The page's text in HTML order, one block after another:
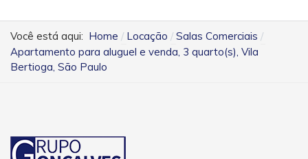
Você está aqui: Home Locação
Salas Comerciais
Apartamento para aluguel e venda, 3 quarto(s), Vila
Bertioga, São Paulo